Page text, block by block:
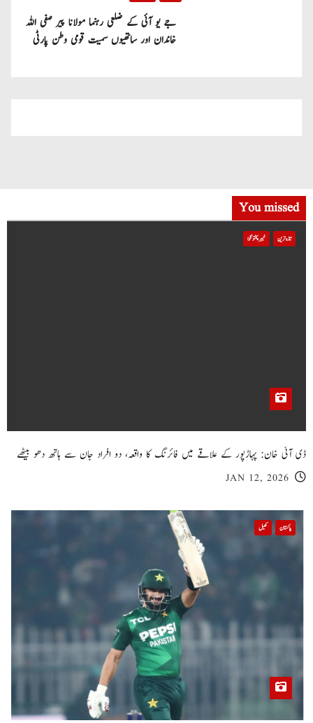
جے یو آئی کے ضلعی رہنما مولانا پیر صفی اللہ
خاندان اور ساتھیوں سمیت قومی وطن پارٹی
You missed
تازہ ترین خیبر پختونخوا
ڈی آئی خان: پہاڑپور کے علاقے میں فائرنگ کا واقعہ، دو افراد جان سے ہاتھ دھو بیٹھے
JAN 12, 2026
پاکستان کھیل